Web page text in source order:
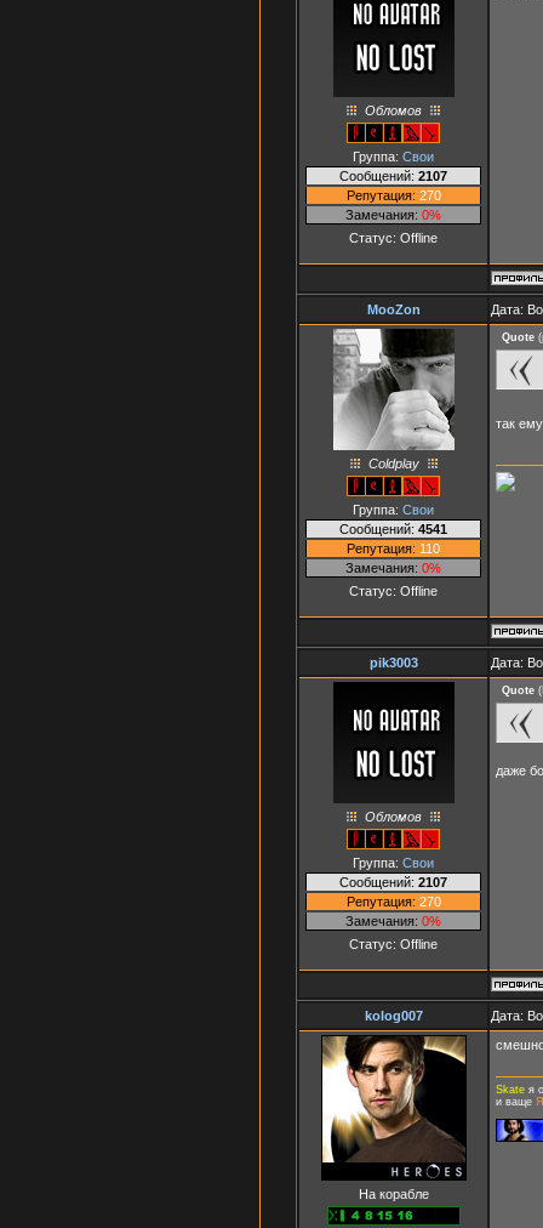
Обломов
Группа: Свои
Сообщений: 2107
Репутация: 270
Замечания: 0%
Статус: Offline
MooZon Дата:
Coldplay
Группа: Свои
Сообщений: 4541
Репутация: 110
Замечания: 0%
Статус: Offline
Quote (
так
pik3003 Дата:
Обломов
Группа: Свои
Сообщений: 2107
Репутация: 270
Замечания: 0%
Статус: Offline
Quote (
даже
kolog007 Дата:
На корабле
Skate я
и ваще